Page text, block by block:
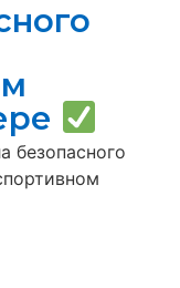
безопасного